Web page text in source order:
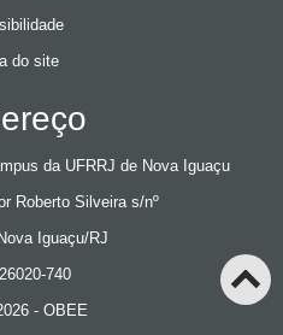
do site
da UFRRJ de Nova Iguaçu
Roberto Silveira s/nº
Iguaçu/RJ
740
- OBEE